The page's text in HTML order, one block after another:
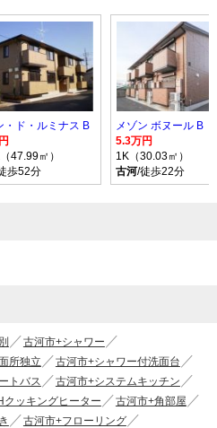
歩9分
・ド・ルミナス B
47.99㎡）
歩52分
メゾン ボヌール B
5.3万円
1K（30.03㎡）
古河/徒歩22分
古河市+シャワー
所独立
古河市+シャワー付洗面台
トバス
古河市+システムキッチン
クッキングヒーター
古河市+角部屋
古河市+フローリング